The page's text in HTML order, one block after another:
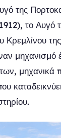
της
το Αυγό
Κρεμλίνου
μηχανισμό
μηχανικά